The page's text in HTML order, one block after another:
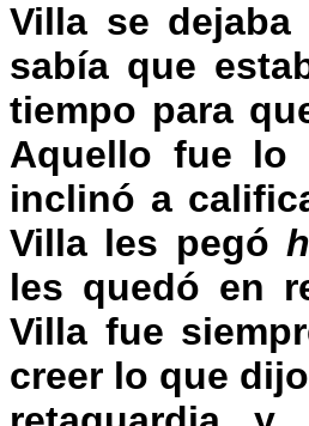
Villa se
sabía que
tiempo para
Aquello fue lo
inclinó a
Villa les pegó
les quedó en
Villa fue
creer lo que